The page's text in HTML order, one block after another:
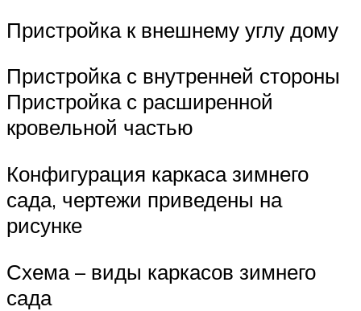
Пристройка к внешнему углу дому
Пристройка с внутренней стороны
Пристройка с расширенной
кровельной частью
Конфигурация каркаса зимнего
сада, чертежи приведены на
рисунке
Схема – виды каркасов зимнего
сада